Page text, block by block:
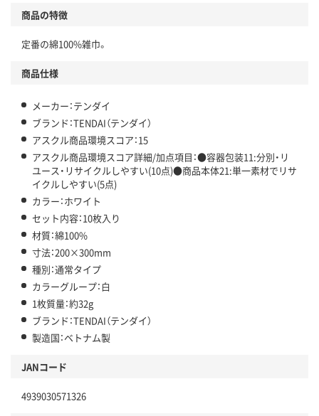
この商品の環境配慮ポイントです。下記商品詳細「
商品の特徴
定番の綿100%雑巾。
商品仕様
メーカー：テンダイ
ブランド：TENDAI（テンダイ）
アスクル商品環境スコア：15
アスクル商品環境スコア詳細/加点項目：●容器包装11:分別・リ
ユース・リサイクルしやすい(10点)●商品本体21:単一素材でリサ
イクルしやすい(5点)
カラー：ホワイト
セット内容：10枚入り
材質：綿100%
寸法：200×300mm
種別：通常タイプ
カラーグループ：白
1枚質量：約32g
ブランド：TENDAI（テンダイ）
製造国：ベトナム製
JANコード
4939030571326